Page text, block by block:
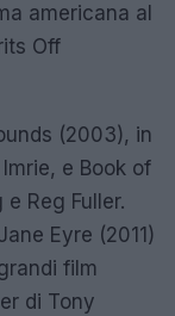
americana al
Off
(2003), in
e Book of
Reg Fuller.
Eyre (2011)
film
di Tony